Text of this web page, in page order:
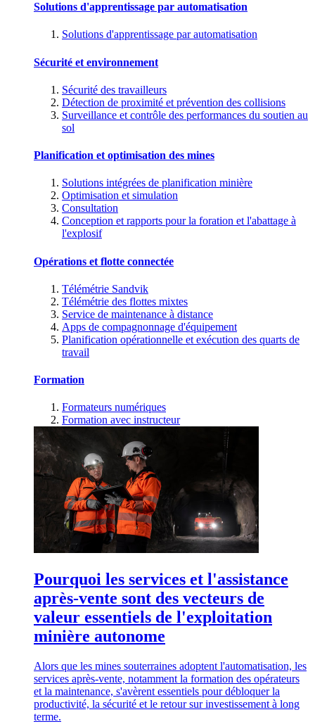
Solutions d'apprentissage par automatisation
Solutions d'apprentissage par automatisation
Sécurité et environnement
Sécurité des travailleurs
Détection de proximité et prévention des collisions
Surveillance et contrôle des performances du soutien au
sol
Planification et optimisation des mines
Solutions intégrées de planification minière
Optimisation et simulation
Consultation
Conception et rapports pour la foration et l'abattage à
l'explosif
Opérations et flotte connectée
Télémétrie Sandvik
Télémétrie des flottes mixtes
Service de maintenance à distance
Apps de compagnonnage d'équipement
Planification opérationnelle et exécution des quarts de
travail
Formation
Formateurs numériques
Formation avec instructeur
Pourquoi les services et l'assistance
après-vente sont des vecteurs de
valeur essentiels de l'exploitation
minière autonome
Alors que les mines souterraines adoptent l'automatisation, les
services après-vente, notamment la formation des opérateurs
et la maintenance, s'avèrent essentiels pour débloquer la
productivité, la sécurité et le retour sur investissement à long
terme.